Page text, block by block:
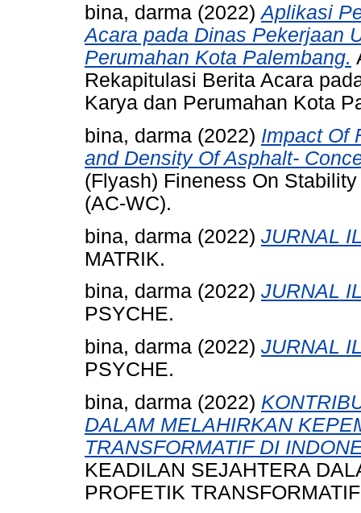
bina, darma (2022)Aplikasi
Acara pada Dinas Pekerjaan
Perumahan Kota Palembang.
Rekapitulasi Berita Acara
Karya dan Perumahan Kota
bina, darma (2022) Impact Of
and Density Of Asphalt-
(Flyash) Fineness On
(AC-WC).
bina, darma (2022) JURNAL
MATRIK.
bina, darma (2022) JURNAL
PSYCHE.
bina, darma (2022) JURNAL
PSYCHE.
bina, darma (2022)
DALAM MELAHIRKAN
TRANSFORMATIF DI
KEADILAN SEJAHTERA
PROFETIK